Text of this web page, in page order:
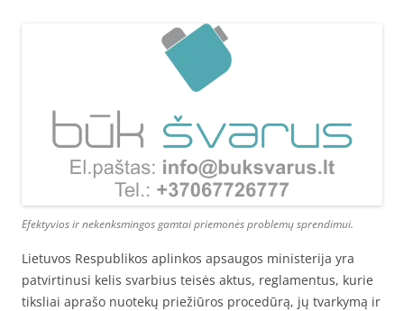
Efektyvios ir nekenksmingos gamtai priemonės problemų sprendimui.
Lietuvos Respublikos aplinkos apsaugos ministerija yra
patvirtinusi kelis svarbius teisės aktus, reglamentus, kurie
tiksliai aprašo nuotekų priežiūros procedūrą, jų tvarkymą ir